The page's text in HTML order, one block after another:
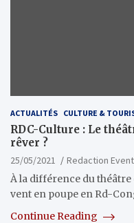
ACTUALITÉS CULTURE &
RDC-Culture : Le
rêver ?
25/05/2021
Redaction
À la différence du théâtre
vent en poupe en Rd-
Continue Reading